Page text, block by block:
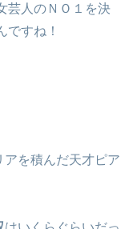
芸人のＮＯ１を決
ですね！
を積んだ天才ピア